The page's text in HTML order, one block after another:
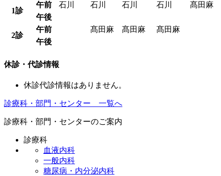
1診
午前 石川 石川 石川 石川
髙田麻
午後
2診
午前 髙田麻 髙田麻
髙田麻
午後
休診・代診情報
休診代診情報はありません。
診療科・部門・センター 一覧へ
診療科・部門・センターのご案内
診療科
血液内科
一般内科
糖尿病・内分泌内科